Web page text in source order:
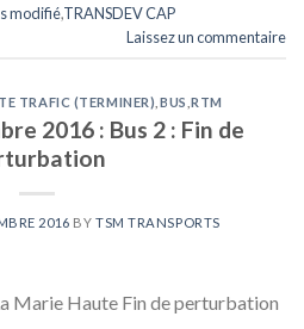
modifié,TRANSDEV CAP
Laissez un commentaire
TRAFIC (TERMINER) BUS ,RTM
2016 : Bus 2 : Fin de
2016 BY TSM TRANSPORTS
Marie Haute Fin de perturbation